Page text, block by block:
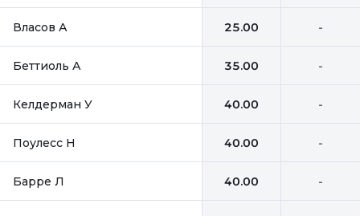
Власов А 25.00 -
Беттиоль А 35.00 -
Келдерман У 40.00 -
Поулесс Н 40.00 -
Барре Л 40.00 -